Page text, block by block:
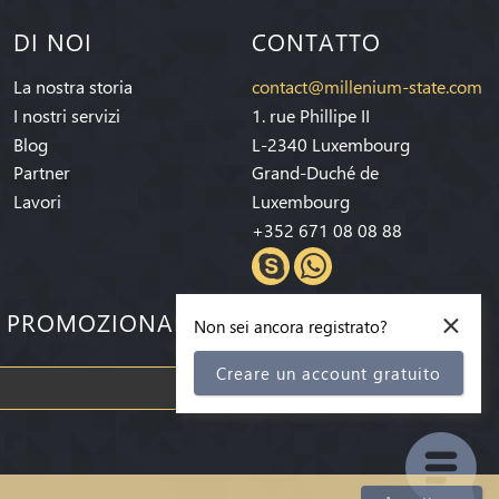
DI NOI
La nostra storia
I nostri servizi
Blog
Partner
Lavori
CONTATTO
contact@millenium-state.com
1. rue Phillipe II
L-2340 Luxembourg
Grand-Duché de
Luxembourg
+352 671 08 08 88
PROMOZIONALI! ×
Non sei ancora registrato?
Creare un account gratuito